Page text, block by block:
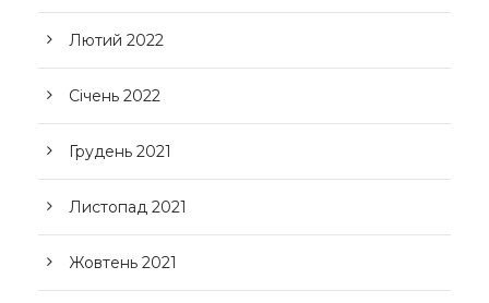
Лютий 2022
Січень 2022
Грудень 2021
Листопад 2021
Жовтень 2021